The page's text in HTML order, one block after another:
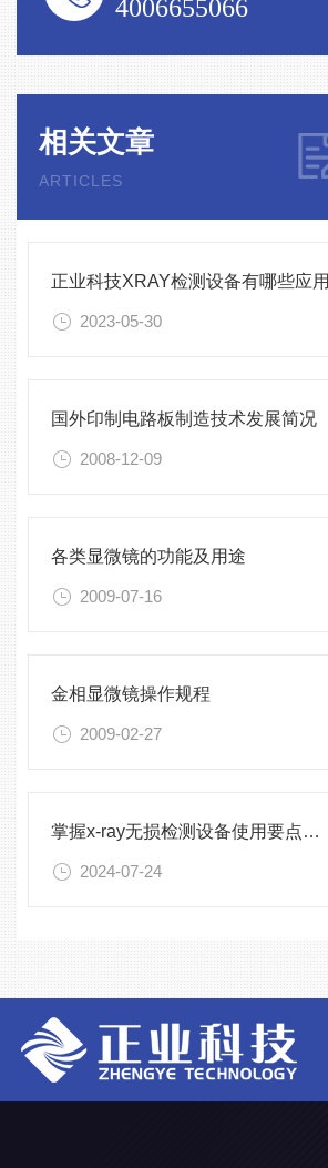
4006655066
相关文章
ARTICLES
正业科技XRAY检测设备有哪些应用
2023-05-30
国外印制电路板制造技术发展简况
2008-12-09
各类显微镜的功能及用途
2009-07-16
金相显微镜操作规程
2009-02-27
掌握x-ray无损检测设备使用要点，确保检测精准与安全
2024-07-24